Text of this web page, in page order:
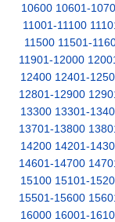
10600 10601-
11001-11100
11500 11501-
11901-12000
12400 12401-
12801-12900
13300 13301-
13701-13800
14200 14201-
14601-14700
15100 15101-
15501-15600
16000 16001-